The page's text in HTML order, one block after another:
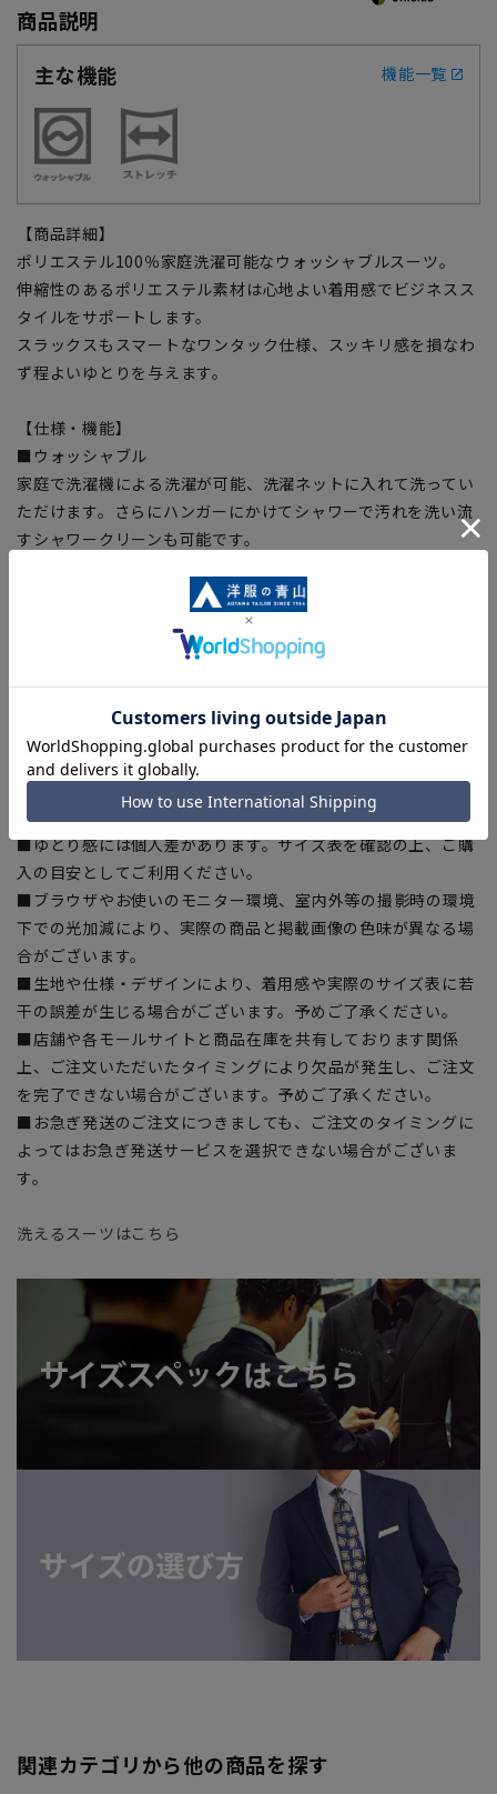
商品説明
主な機能
機能一覧
【商品詳細】
ポリエステル100％家庭洗濯可能なウォッシャブルスーツ。
伸縮性のあるポリエステル素材は心地よい着用感でビジネスス
タイルをサポートします。
スラックスもスマートなワンタック仕様、スッキリ感を損なわ
ず程よいゆとりを与えます。
【仕様・機能】
■ウォッシャブル
家庭で洗濯機による洗濯が可能、洗濯ネットに入れて洗ってい
ただけます。さらにハンガーにかけてシャワーで汚れを洗い流
すシャワークリーンも可能です。
身体の動きを阻害しない抜群の着心地。
生地特性により綺麗なプリーツラインをキープ。
【商品に関するご注意】
■商品画像はサンプルのため、色味やサイズ等の仕様に変更が
ある場合がございますので、予めご了承ください。
■ゆとり感には個人差があります。サイズ表を確認の上、ご購
入の目安としてご利用ください。
■ブラウザやお使いのモニター環境、室内外等の撮影時の環境
下での光加減により、実際の商品と掲載画像の色味が異なる場
合がございます。
■生地や仕様・デザインにより、着用感や実際のサイズ表に若
干の誤差が生じる場合がございます。予めご了承ください。
■店舗や各モールサイトと商品在庫を共有しております関係
上、ご注文いただいたタイミングにより欠品が発生し、ご注文
を完了できない場合がございます。予めご了承ください。
■お急ぎ発送のご注文につきましても、ご注文のタイミングに
よってはお急ぎ発送サービスを選択できない場合がございま
す。
洗えるスーツはこちら
関連カテゴリから他の商品を探す